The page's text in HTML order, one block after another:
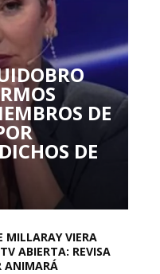
DE
DE
MILLARAY VIERA
ABIERTA: REVISA
ANIMARÁ